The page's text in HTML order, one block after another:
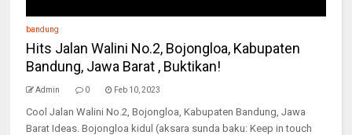
bandung
Hits Jalan Walini No.2, Bojongloa, Kabupaten
Bandung, Jawa Barat , Buktikan!
Admin 0 Feb 10, 2023
Cool Jalan Walini No.2, Bojongloa, Kabupaten Bandung, Jawa
Barat Ideas. Bojongloa kidul (aksara sunda baku: Keep in touch